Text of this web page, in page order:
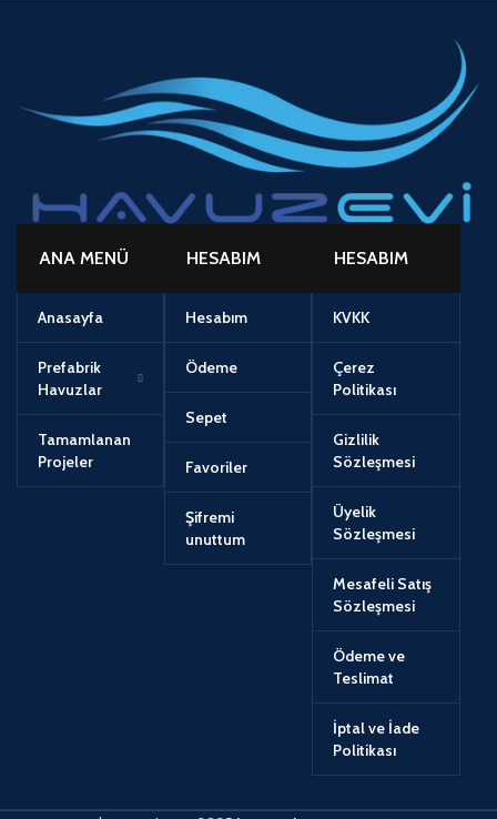
ANA MENÜ
Anasayfa
Prefabrik
Havuzlar
Tamamlanan
Projeler
HESABIM
Hesabım
Ödeme
Sepet
Favoriler
Şifremi
unuttum
HESABIM
KVKK
Çerez
Politikası
Gizlilik
Sözleşmesi
Üyelik
Sözleşmesi
Mesafeli Satış
Sözleşmesi
Ödeme ve
Teslimat
İptal ve İade
Politikası